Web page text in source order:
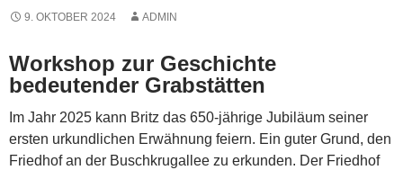
9. OKTOBER 2024 ADMIN
Workshop zur Geschichte
bedeutender Grabstätten
Im Jahr 2025 kann Britz das 650-jährige Jubiläum seiner
ersten urkundlichen Erwähnung feiern. Ein guter Grund, den
Friedhof an der Buschkrug­allee zu erkunden. Der Friedhof